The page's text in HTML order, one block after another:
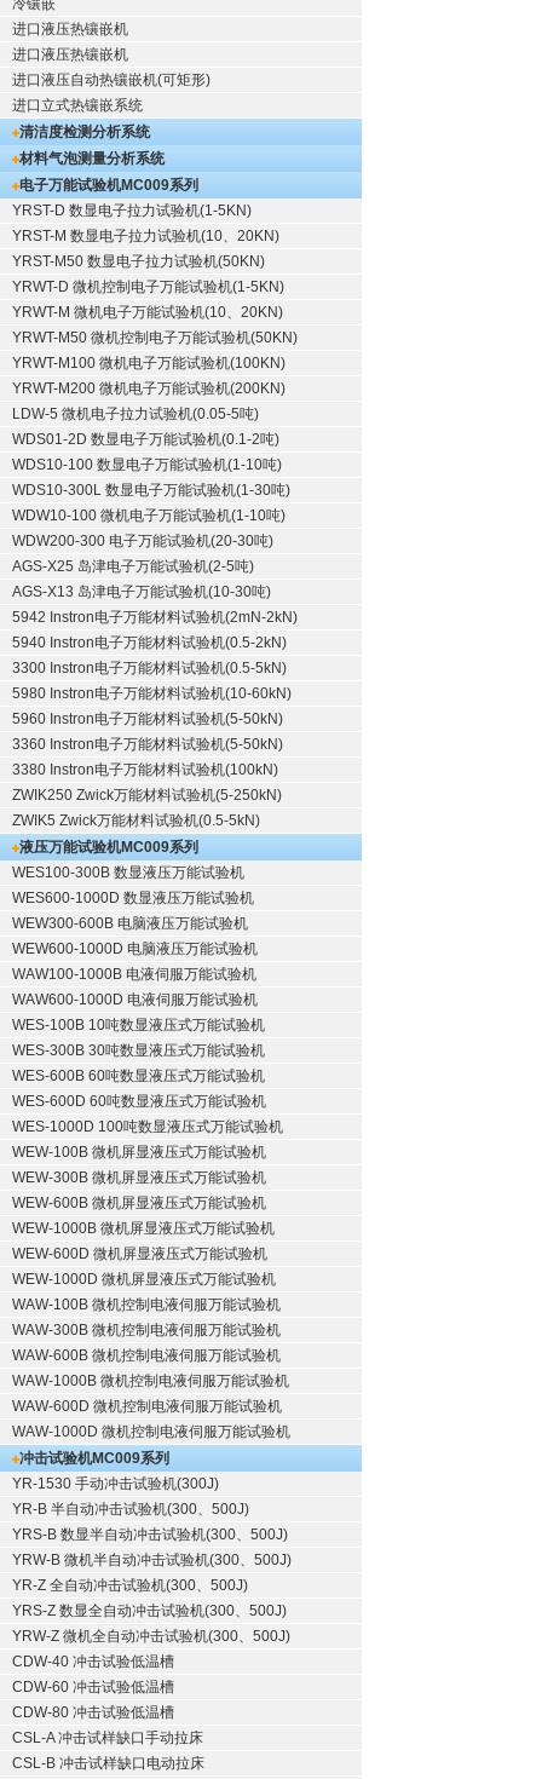
冷镶嵌
进口液压热镶嵌机
进口液压热镶嵌机
进口液压自动热镶嵌机(可矩形)
进口立式热镶嵌系统
清洁度检测分析系统
材料气泡测量分析系统
电子万能试验机MC009系列
YRST-D 数显电子拉力试验机(1-5KN)
YRST-M 数显电子拉力试验机(10、20KN)
YRST-M50 数显电子拉力试验机(50KN)
YRWT-D 微机控制电子万能试验机(1-5KN)
YRWT-M 微机电子万能试验机(10、20KN)
YRWT-M50 微机控制电子万能试验机(50KN)
YRWT-M100 微机电子万能试验机(100KN)
YRWT-M200 微机电子万能试验机(200KN)
LDW-5 微机电子拉力试验机(0.05-5吨)
WDS01-2D 数显电子万能试验机(0.1-2吨)
WDS10-100 数显电子万能试验机(1-10吨)
WDS10-300L 数显电子万能试验机(1-30吨)
WDW10-100 微机电子万能试验机(1-10吨)
WDW200-300 电子万能试验机(20-30吨)
AGS-X25 岛津电子万能试验机(2-5吨)
AGS-X13 岛津电子万能试验机(10-30吨)
5942 Instron电子万能材料试验机(2mN-2kN)
5940 Instron电子万能材料试验机(0.5-2kN)
3300 Instron电子万能材料试验机(0.5-5kN)
5980 Instron电子万能材料试验机(10-60kN)
5960 Instron电子万能材料试验机(5-50kN)
3360 Instron电子万能材料试验机(5-50kN)
3380 Instron电子万能材料试验机(100kN)
ZWIK250 Zwick万能材料试验机(5-250kN)
ZWIK5 Zwick万能材料试验机(0.5-5kN)
液压万能试验机MC009系列
WES100-300B 数显液压万能试验机
WES600-1000D 数显液压万能试验机
WEW300-600B 电脑液压万能试验机
WEW600-1000D 电脑液压万能试验机
WAW100-1000B 电液伺服万能试验机
WAW600-1000D 电液伺服万能试验机
WES-100B 10吨数显液压式万能试验机
WES-300B 30吨数显液压式万能试验机
WES-600B 60吨数显液压式万能试验机
WES-600D 60吨数显液压式万能试验机
WES-1000D 100吨数显液压式万能试验机
WEW-100B 微机屏显液压式万能试验机
WEW-300B 微机屏显液压式万能试验机
WEW-600B 微机屏显液压式万能试验机
WEW-1000B 微机屏显液压式万能试验机
WEW-600D 微机屏显液压式万能试验机
WEW-1000D 微机屏显液压式万能试验机
WAW-100B 微机控制电液伺服万能试验机
WAW-300B 微机控制电液伺服万能试验机
WAW-600B 微机控制电液伺服万能试验机
WAW-1000B 微机控制电液伺服万能试验机
WAW-600D 微机控制电液伺服万能试验机
WAW-1000D 微机控制电液伺服万能试验机
冲击试验机MC009系列
YR-1530 手动冲击试验机(300J)
YR-B 半自动冲击试验机(300、500J)
YRS-B 数显半自动冲击试验机(300、500J)
YRW-B 微机半自动冲击试验机(300、500J)
YR-Z 全自动冲击试验机(300、500J)
YRS-Z 数显全自动冲击试验机(300、500J)
YRW-Z 微机全自动冲击试验机(300、500J)
CDW-40 冲击试验低温槽
CDW-60 冲击试验低温槽
CDW-80 冲击试验低温槽
CSL-A 冲击试样缺口手动拉床
CSL-B 冲击试样缺口电动拉床